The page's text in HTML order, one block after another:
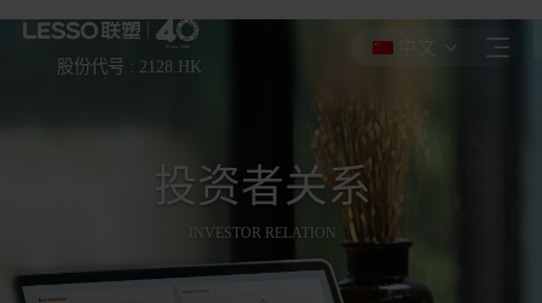
股份代号 : 2128.HK
中文
投资者关系
INVESTOR RELATION